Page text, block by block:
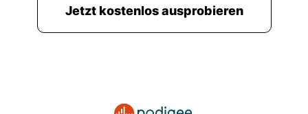
Jetzt kostenlos ausprobieren